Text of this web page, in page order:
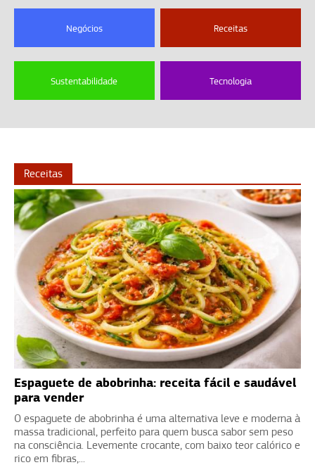
Negócios Receitas
Sustentabilidade Tecnologia
Receitas
Espaguete de abobrinha: receita fácil e saudável
para vender
O espaguete de abobrinha é uma alternativa leve e moderna à
massa tradicional, perfeito para quem busca sabor sem peso
na consciência. Levemente crocante, com baixo teor calórico e
rico em fibras,...